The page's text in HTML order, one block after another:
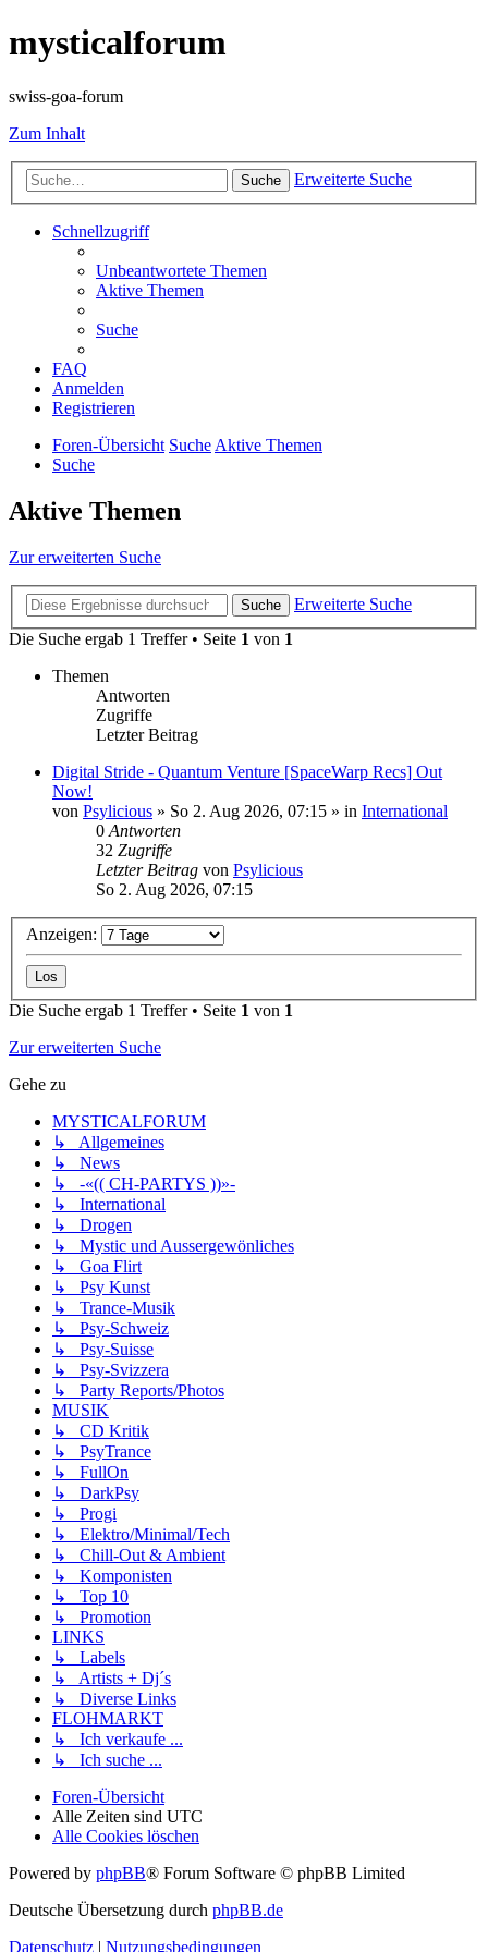
mysticalforum
swiss-goa-forum
Zum Inhalt
Suche Erweiterte Suche
Schnellzugriff
Unbeantwortete Themen
Aktive Themen
Suche
FAQ
Anmelden
Registrieren
Foren-Übersicht SucheAktive Themen
Suche
Aktive Themen
Zur erweiterten Suche
Suche
Erweiterte Suche
Die Suche ergab 1 Treffer • Seite 1 von 1
Themen
Antworten
Zugriffe
Letzter Beitrag
Digital Stride - Quantum Venture [SpaceWarp Recs] Out
Now!
von Psylicious » So 2. Aug 2026, 07:15 » in International
0 Antworten
32 Zugriffe
Letzter Beitrag von Psylicious
So 2. Aug 2026, 07:15
Anzeigen:
Die Suche ergab 1 Treffer • Seite 1 von 1
Zur erweiterten Suche
Gehe zu
MYSTICALFORUM
↳ Allgemeines
↳ News
↳ -«(( CH-PARTYS ))»-
↳ International
↳ Drogen
↳ Mystic und Aussergewönliches
↳ Goa Flirt
↳ Psy Kunst
↳ Trance-Musik
↳ Psy-Schweiz
↳ Psy-Suisse
↳ Psy-Svizzera
↳ Party Reports/Photos
MUSIK
↳ CD Kritik
↳ PsyTrance
↳ FullOn
↳ DarkPsy
↳ Progi
↳ Elektro/Minimal/Tech
↳ Chill-Out & Ambient
↳ Komponisten
↳ Top 10
↳ Promotion
LINKS
↳ Labels
↳ Artists + Dj´s
↳ Diverse Links
FLOHMARKT
↳ Ich verkaufe ...
↳ Ich suche ...
Foren-Übersicht
Alle Zeiten sind UTC
Alle Cookies löschen
Powered by phpBB® Forum Software © phpBB Limited
Deutsche Übersetzung durch phpBB.de
Datenschutz
Nutzungsbedingungen